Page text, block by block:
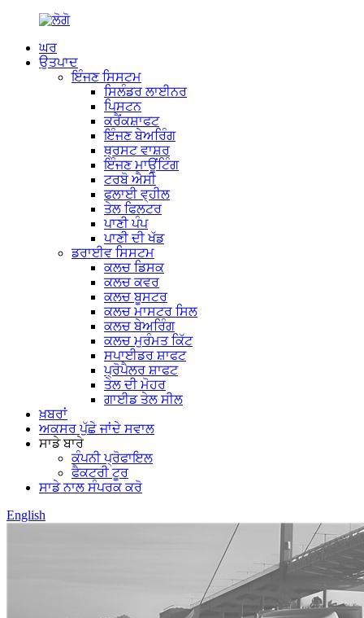
ਘਰ
ਉਤਪਾਦ
ਇੰਜਣ ਸਿਸਟਮ
ਸਿਲੰਡਰ ਲਾਈਨਰ
ਪਿਸਟਨ
ਕਰੈਂਕਸ਼ਾਫਟ
ਇੰਜਣ ਬੇਅਰਿੰਗ
ਥ੍ਰਸਟ ਵਾਸ਼ਰ
ਇੰਜਣ ਮਾਊਂਟਿੰਗ
ਟਰਬੋ ਐਸੀ
ਫਲਾਈ ਵ੍ਹੀਲ
ਤੇਲ ਫਿਲਟਰ
ਪਾਣੀ ਪੰਪ
ਪਾਣੀ ਦੀ ਖੱਡ
ਡਰਾਈਵ ਸਿਸਟਮ
ਕਲਚ ਡਿਸਕ
ਕਲਚ ਕਵਰ
ਕਲਚ ਬੂਸਟਰ
ਕਲਚ ਮਾਸਟਰ ਸਿਲ
ਕਲਚ ਬੇਅਰਿੰਗ
ਕਲਚ ਮੁਰੰਮਤ ਕਿੱਟ
ਸਪਾਈਡਰ ਸ਼ਾਫਟ
ਪ੍ਰੋਪੈਲਰ ਸ਼ਾਫਟ
ਤੇਲ ਦੀ ਮੋਹਰ
ਗਾਈਡ ਤੇਲ ਸੀਲ
ਖ਼ਬਰਾਂ
ਅਕਸਰ ਪੁੱਛੇ ਜਾਂਦੇ ਸਵਾਲ
ਸਾਡੇ ਬਾਰੇ
ਕੰਪਨੀ ਪ੍ਰੋਫਾਇਲ
ਫੈਕਟਰੀ ਟੂਰ
ਸਾਡੇ ਨਾਲ ਸੰਪਰਕ ਕਰੋ
English